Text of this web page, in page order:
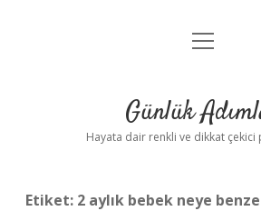
Anasayfa
Yasal Uyarı
menüyü
Günlük
Hayata dair renkli ve dikkat çekici
Etiket: 2 aylık bebek neye